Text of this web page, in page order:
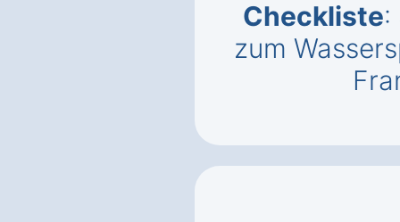
Checkliste:
zum